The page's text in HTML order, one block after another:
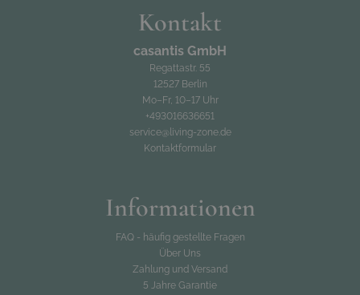
Kontakt
casantis GmbH
Regattastr. 55
12527 Berlin
Mo–Fr, 10–17 Uhr
+493016636651
service@living-zone.de
Kontaktformular
Informationen
FAQ - häufig gestellte Fragen
Über Uns
Zahlung und Versand
5 Jahre Garantie